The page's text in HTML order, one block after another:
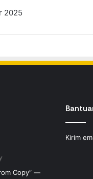
2025
Copy” —
Kirim